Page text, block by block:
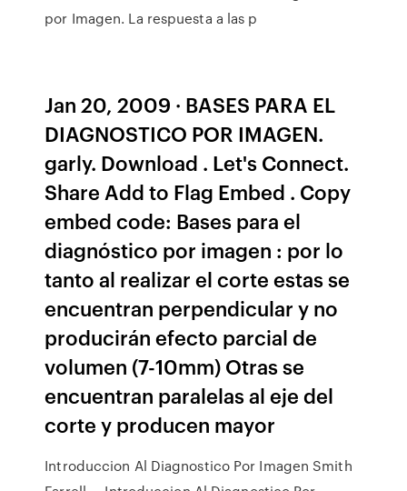
por Imagen. La respuesta a las p
Jan 20, 2009 · BASES PARA EL
DIAGNOSTICO POR IMAGEN.
garly. Download . Let's Connect.
Share Add to Flag Embed . Copy
embed code: Bases para el
diagnóstico por imagen : por lo
tanto al realizar el corte estas se
encuentran perpendicular y no
producirán efecto parcial de
volumen (7-10mm) Otras se
encuentran paralelas al eje del
corte y producen mayor
Introduccion Al Diagnostico Por Imagen Smith